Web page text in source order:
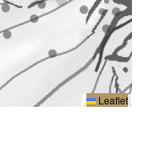
Leaflet